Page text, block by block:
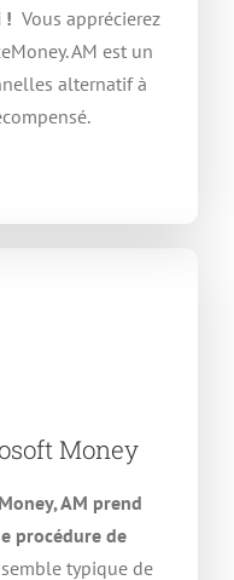
! Vous apprécierez
AM est un
alternatif à
Money
AM prend
procédure de
typique de